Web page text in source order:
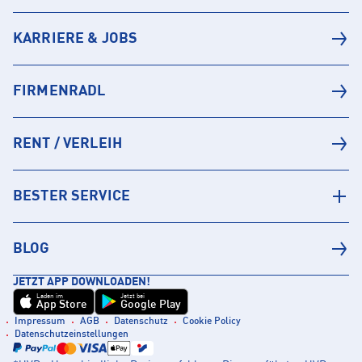
KARRIERE & JOBS
FIRMENRADL
RENT / VERLEIH
BESTER SERVICE
BLOG
JETZT APP DOWNLOADEN!
Laden im
App Store
Jetzt bei
Google Play
Impressum AGB Datenschutz
Cookie Policy
Datenschutzeinstellungen